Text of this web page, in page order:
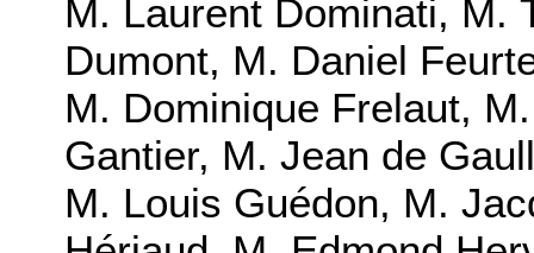
M. Laurent Dominati, M.
Dumont, M. Daniel
M. Dominique Frelaut,
Gantier, M. Jean de
M. Louis Guédon, M.